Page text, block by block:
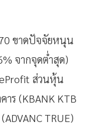
ขาดปัจจัยหนุน
จากจุดต่ำสุด)
ส่วนหุ้น
ร (KBANK KTB
TRUE)